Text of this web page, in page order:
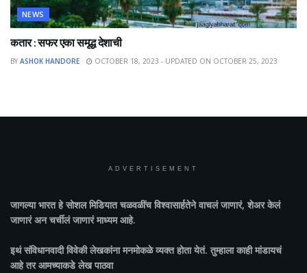
NEWS
कतार : सफर एका समृद्ध देशाची
BY ASHOK HANDORE OCTOBER 18, 2023 - UPDATED ON OCTOBER 25, 2023
ADVERTISEMENT
जागल्या भारतहे सोशल मिडियात चळवळींच विश्वासार्हतेने वाचलं जाणारं, शेअर केलं
जाणारं अन चर्चीलं जाणारं माध्यम आहे.
इथं संविधानवादी विवेकी लेखकांना मनमोकळे व्यक्त होता येतं. तुम्हाला काही मांडायचं
आहे तर आमच्याकडे लेख पाठवा